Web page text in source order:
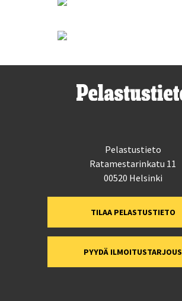
Pelastustieto
Ratamestarinkatu 11
00520 Helsinki
TILAA PELASTUSTIETO
PYYDÄ ILMOITUSTARJOUS